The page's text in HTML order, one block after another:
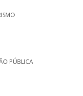
PÚBLICA